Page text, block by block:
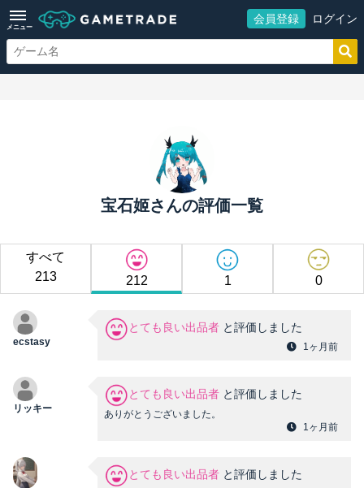
メニュー
会員登録 ログイン
宝石姬さんの評価一覧
すべて
213
212 1 0
ecstasy
とても良い出品者 と評価しました
1ヶ月前
リッキー
とても良い出品者 と評価しました
ありがとうございました。
1ヶ月前
とても良い出品者 と評価しました